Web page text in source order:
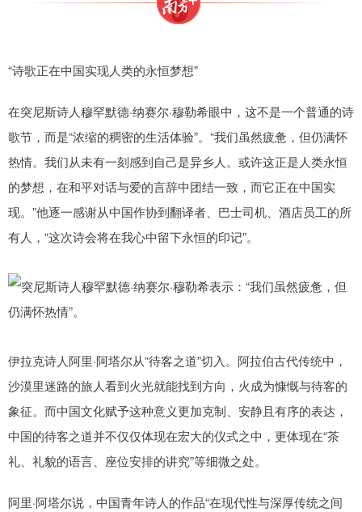
“诗歌正在中国实现人类的永恒梦想”
在突尼斯诗人穆罕默德·纳赛尔·穆勒希眼中，这不是一个普通的诗
歌节，而是“浓缩的稠密的生活体验”。“我们虽然疲惫，但仍满怀
热情。我们从未有一刻感到自己是异乡人。或许这正是人类永恒
的梦想，在和平对话与爱的言辞中团结一致，而它正在中国实
现。”他逐一感谢从中国作协到翻译者、巴士司机、酒店员工的所
有人，“这次诗会将在我心中留下永恒的印记”。
伊拉克诗人阿里·阿塔尔从“待客之道”切入。阿拉伯古代传统中，
沙漠里迷路的旅人看到火光就能找到方向，火成为慷慨与待客的
象征。而中国文化赋予这种意义更加克制、安静且有序的表达，
中国的待客之道并不仅仅体现在宏大的仪式之中，更体现在“茶
礼、礼貌的语言、座位安排的讲究”等细微之处。
阿里·阿塔尔说，中国青年诗人的作品“在现代性与深厚传统之间